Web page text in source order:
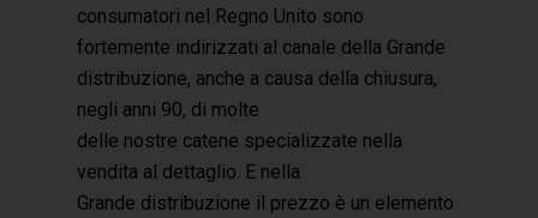
consumatori nel Regno Unito sono
fortemente indirizzati al canale della Grande
distribuzione, anche a causa della chiusura,
negli anni 90, di molte
delle nostre catene specializzate nella
vendita al dettaglio. E nella
Grande distribuzione il prezzo è un elemento